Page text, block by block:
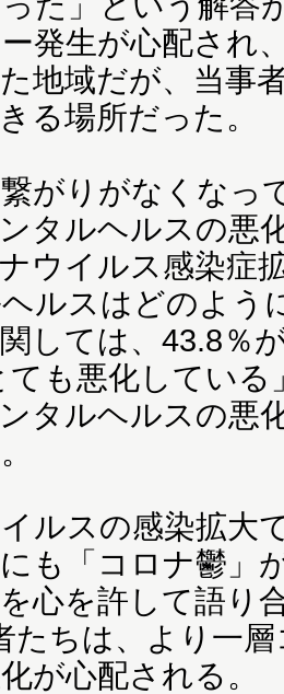
発生が心配され
地域だが、当事
る場所だった。
がりがなくなっ
タルヘルスの悪
ナウイルス感染症
ルスはどのよう
しては、43.8％
ても悪化している
タルヘルスの悪
ルスの感染拡大
も「コロナ鬱」
心を許して語り
たちは、より一
が心配される。